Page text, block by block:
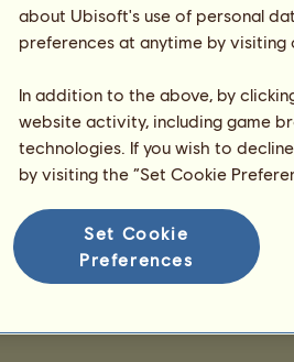
about Ubisoft's use of personal
preferences at anytime by
In addition to the above, by
website activity, including game
technologies. If you wish to
by visiting the “Set Cookie
Set Cookie
Preferences